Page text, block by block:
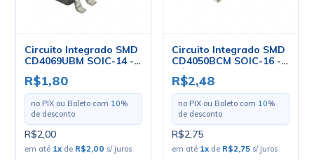
Circuito Integrado SMD
CD4069UBM SOIC-14 -
ST
R$1,80
no PIX ou Boleto com 10%
de desconto
R$2,00
em até 1x de R$2,00 s/ juros
Circuito Integrado SMD
CD4050BCM SOIC-16 -
Cód. Loja 4209 -
Fairchild
R$2,48
no PIX ou Boleto com 10%
de desconto
R$2,75
em até 1x de R$2,75 s/ juros